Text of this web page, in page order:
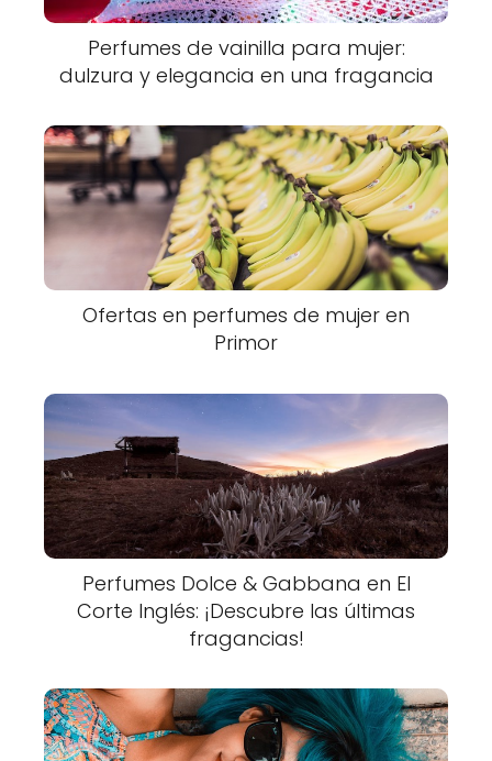
Perfumes de vainilla para mujer:
dulzura y elegancia en una fragancia
Ofertas en perfumes de mujer en
Primor
Perfumes Dolce & Gabbana en El
Corte Inglés: ¡Descubre las últimas
fragancias!